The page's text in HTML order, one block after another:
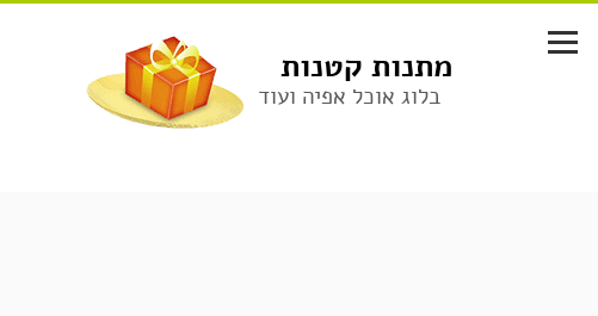
לתוכן
מתנות קטנות
בלוג אוכל אפיה ועוד